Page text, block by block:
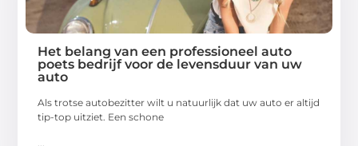
Het belang van een professioneel auto
poets bedrijf voor de levensduur van uw
auto
Als trotse autobezitter wilt u natuurlijk dat uw auto er altijd
tip-top uitziet. Een schone